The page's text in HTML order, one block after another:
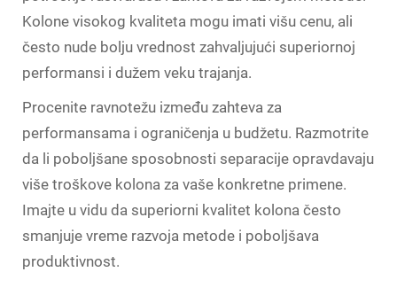
Kolone visokog kvaliteta mogu imati višu cenu, ali
često nude bolju vrednost zahvaljujući superiornoj
performansi i dužem veku trajanja.
Procenite ravnotežu između zahteva za
performansama i ograničenja u budžetu. Razmotrite
da li poboljšane sposobnosti separacije opravdavaju
više troškove kolona za vaše konkretne primene.
Imajte u vidu da superiorni kvalitet kolona često
smanjuje vreme razvoja metode i poboljšava
produktivnost.